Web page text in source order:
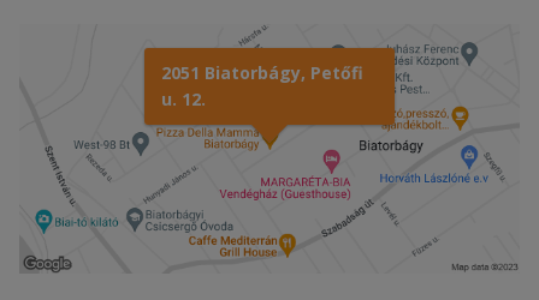
2051 Biatorbágy, Petőfi
u. 12.